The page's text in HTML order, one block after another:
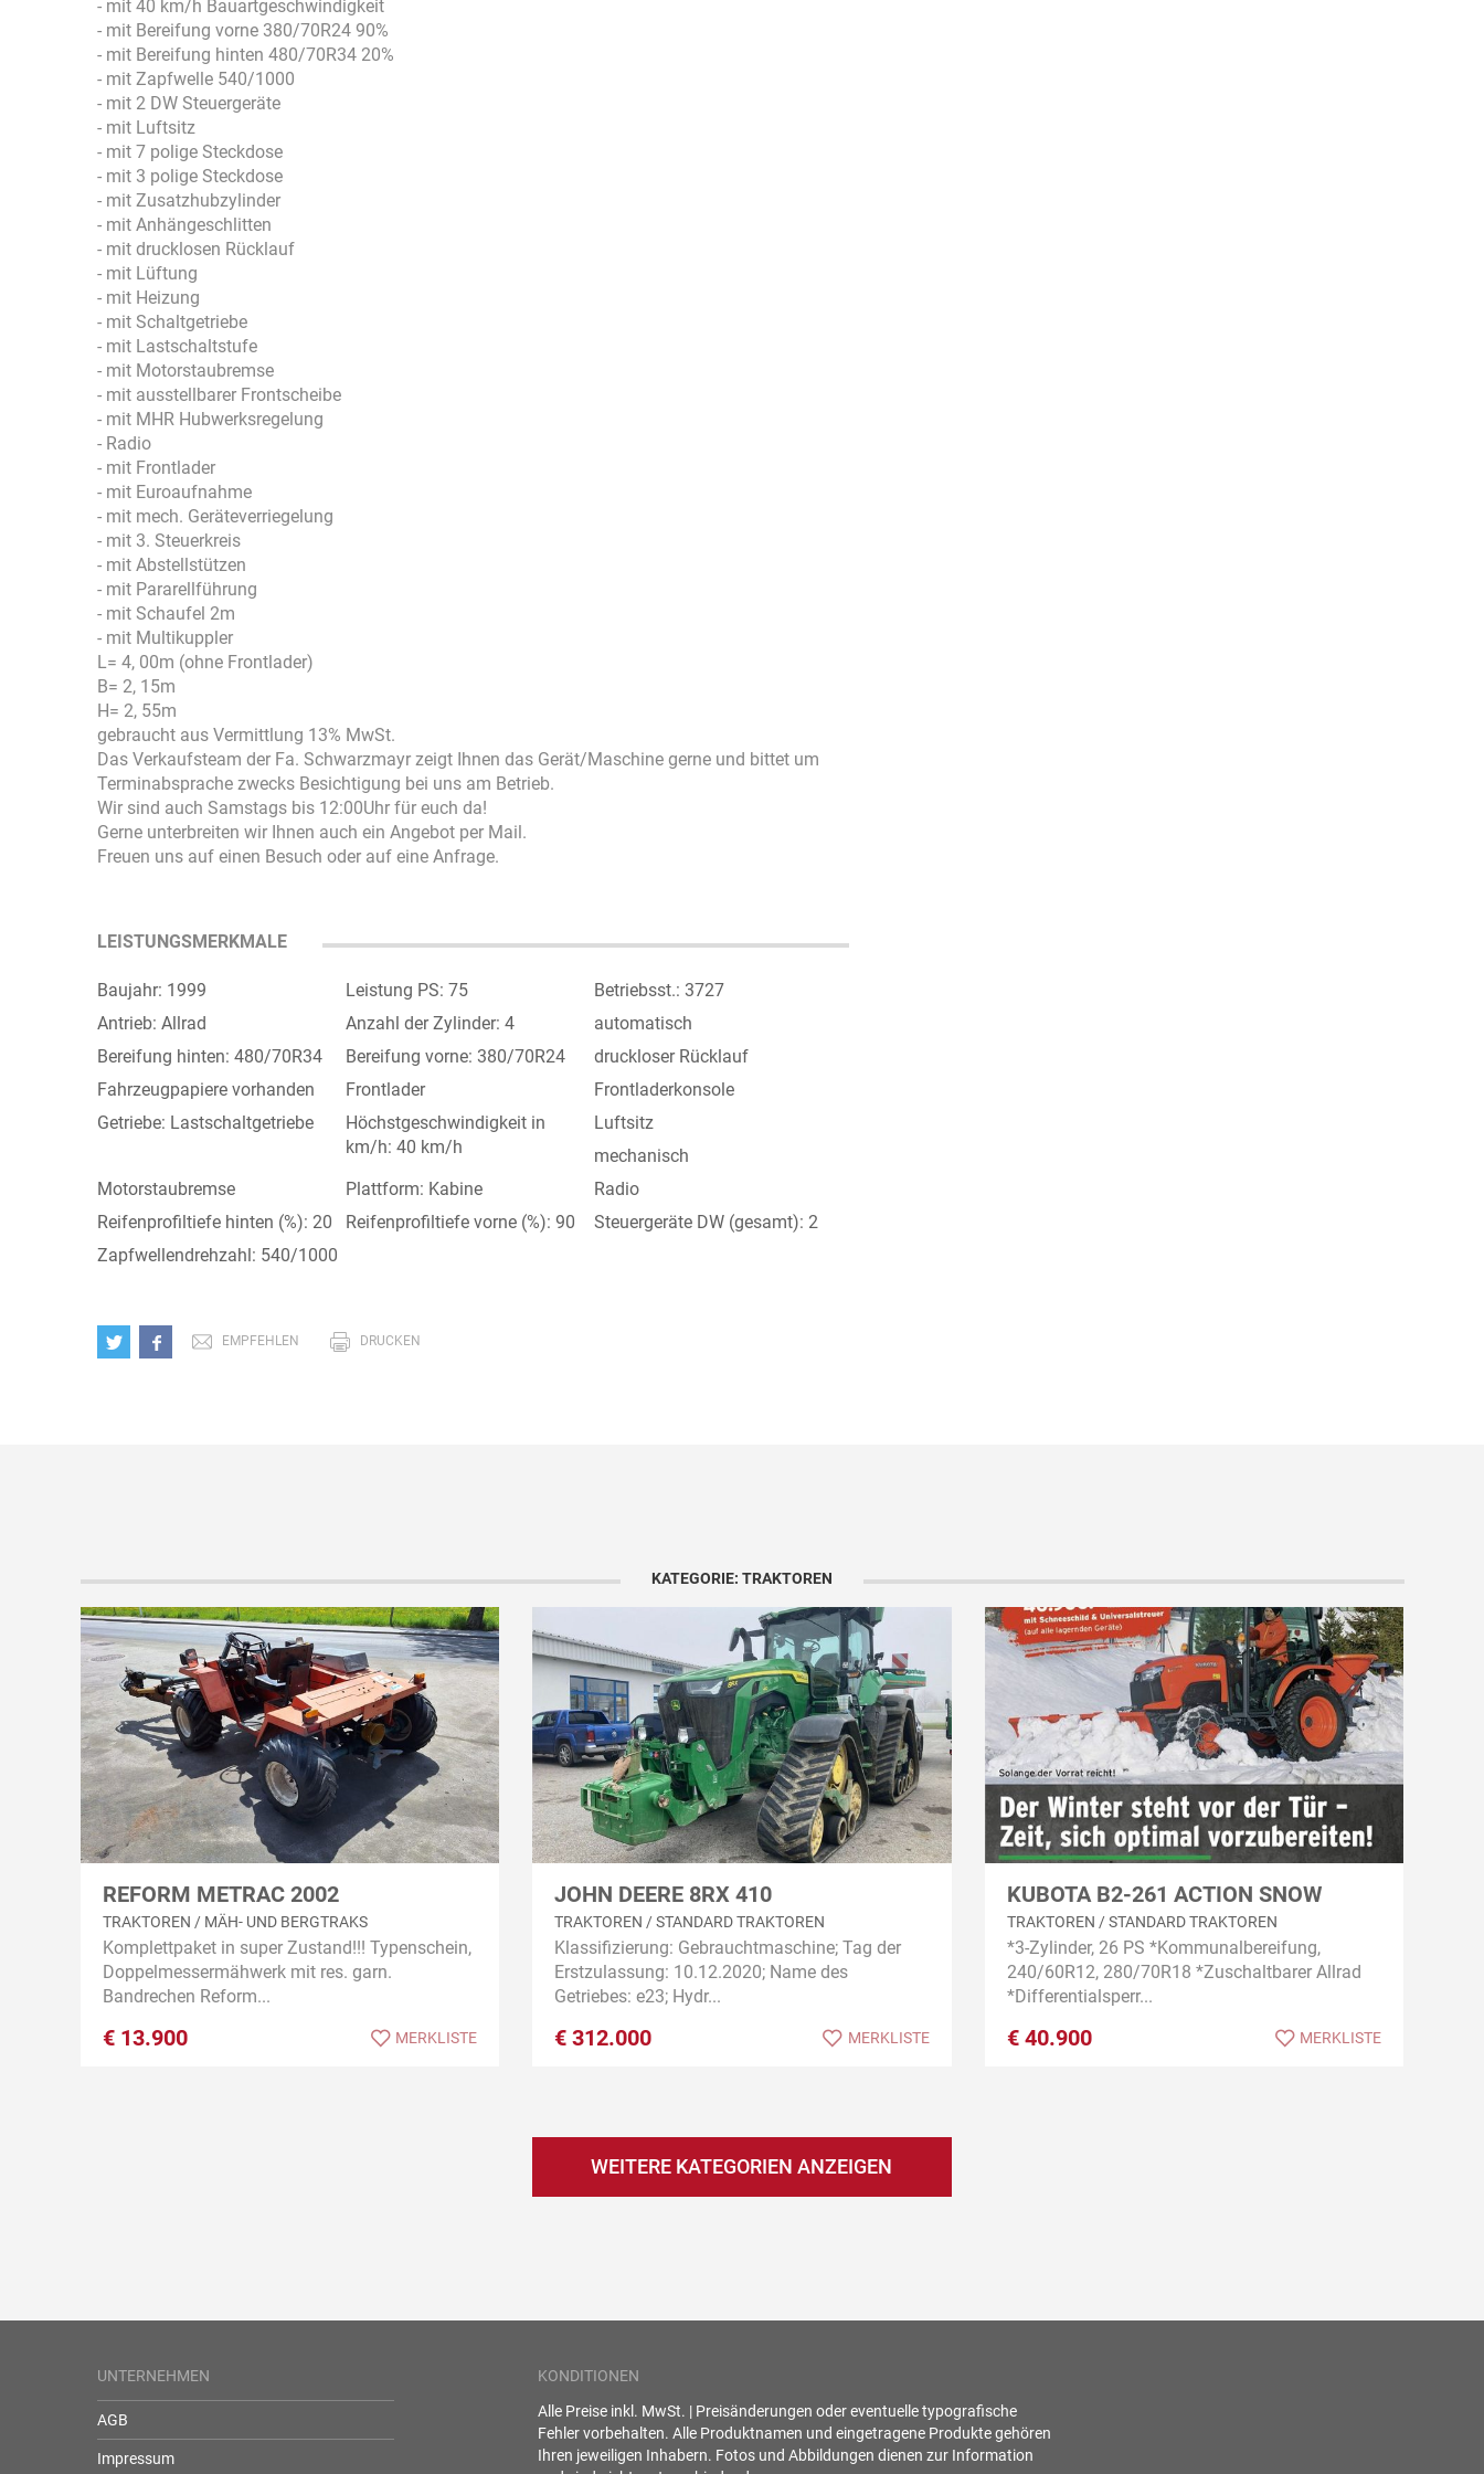
- mit 40 km/h Bauartgeschwindigkeit
- mit Bereifung vorne 380/70R24 90%
- mit Bereifung hinten 480/70R34 20%
- mit Zapfwelle 540/1000
- mit 2 DW Steuergeräte
- mit Luftsitz
- mit 7 polige Steckdose
- mit 3 polige Steckdose
- mit Zusatzhubzylinder
- mit Anhängeschlitten
- mit drucklosen Rücklauf
- mit Lüftung
- mit Heizung
- mit Schaltgetriebe
- mit Lastschaltstufe
- mit Motorstaubremse
- mit ausstellbarer Frontscheibe
- mit MHR Hubwerksregelung
- Radio
- mit Frontlader
- mit Euroaufnahme
- mit mech. Geräteverriegelung
- mit 3. Steuerkreis
- mit Abstellstützen
- mit Pararellführung
- mit Schaufel 2m
- mit Multikuppler
L= 4, 00m (ohne Frontlader)
B= 2, 15m
H= 2, 55m
gebraucht aus Vermittlung 13% MwSt.
Das Verkaufsteam der Fa. Schwarzmayr zeigt Ihnen das Gerät/Maschine gerne und bittet um
Terminabsprache zwecks Besichtigung bei uns am Betrieb.
Wir sind auch Samstags bis 12:00Uhr für euch da!
Gerne unterbreiten wir Ihnen auch ein Angebot per Mail.
Freuen uns auf einen Besuch oder auf eine Anfrage.
LEISTUNGSMERKMALE
Baujahr: 1999 Leistung PS: 75
Betriebsst.: 3727
Antrieb: Allrad
Anzahl der Zylinder: 4
automatisch
Bereifung hinten: 480/70R34
Bereifung vorne: 380/70R24
druckloser Rücklauf
Fahrzeugpapiere vorhanden
Frontlader
Frontladerkonsole
Getriebe: Lastschaltgetriebe
Höchstgeschwindigkeit in
km/h: 40 km/h
Luftsitz
mechanisch
Motorstaubremse
Plattform: Kabine
Radio
Reifenprofiltiefe hinten (%): 20
Reifenprofiltiefe vorne (%): 90
Steuergeräte DW (gesamt): 2
Zapfwellendrehzahl: 540/1000
EMPFEHLEN DRUCKEN
KATEGORIE: TRAKTOREN
REFORM METRAC 2002
TRAKTOREN / MÄH- UND BERGTRAKS
Komplettpaket in super Zustand!!! Typenschein,
Doppelmessermähwerk mit res. garn.
Bandrechen Reform...
€ 13.900 MERKLISTE
JOHN DEERE 8RX 410
TRAKTOREN / STANDARD TRAKTOREN
Klassifizierung: Gebrauchtmaschine; Tag der
Erstzulassung: 10.12.2020; Name des
Getriebes: e23; Hydr...
€ 312.000 MERKLISTE
KUBOTA B2-261 ACTION SNOW
TRAKTOREN / STANDARD TRAKTOREN
*3-Zylinder, 26 PS *Kommunalbereifung,
240/60R12, 280/70R18 *Zuschaltbarer Allrad
*Differentialsperr...
€ 40.900 MERKLISTE
WEITERE KATEGORIEN ANZEIGEN
UNTERNEHMEN
AGB
Impressum
KONDITIONEN
Alle Preise inkl. MwSt. | Preisänderungen oder eventuelle typografische
Fehler vorbehalten. Alle Produktnamen und eingetragene Produkte gehören
Ihren jeweiligen Inhabern. Fotos und Abbildungen dienen zur Information